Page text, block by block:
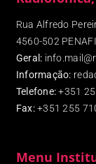
Rua Alfredo
4560-502
Geral:
Informação:
Telefone: +351
Fax:+351 255
Menu